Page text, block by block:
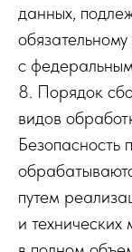
данных,
с
8. Порядок
видов
Безопасность
путем
и